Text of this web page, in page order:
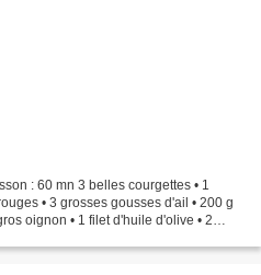
: 60 mn 3 belles courgettes • 1
• 3 grosses gousses d'ail • 200 g
oignon • 1 filet d'huile d'olive • 2